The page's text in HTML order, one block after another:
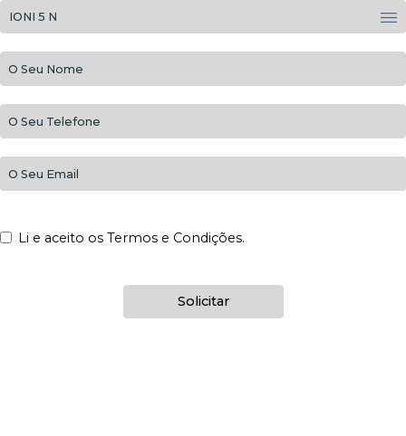
Li e aceito os Termos e Condições.
Solicitar